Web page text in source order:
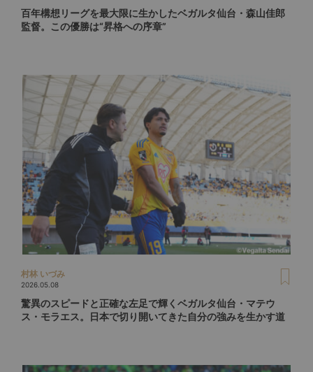
百年構想リーグを最大限に生かしたベガルタ仙台・森山佳郎
監督。この優勝は“昇格への序章”
村林 いづみ
2026.05.08
驚異のスピードと正確な左足で輝くベガルタ仙台・マテウ
ス・モラエス。日本で切り開いてきた自分の強みを生かす道